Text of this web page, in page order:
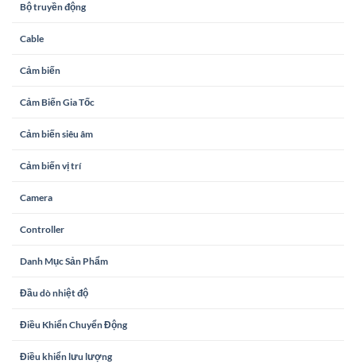
Bộ truyền động
Cable
Cảm biến
Cảm Biến Gia Tốc
Cảm biến siêu âm
Cảm biến vị trí
Camera
Controller
Danh Mục Sản Phẩm
Đầu dò nhiệt độ
Điều Khiển Chuyển Động
Điều khiển lưu lượng